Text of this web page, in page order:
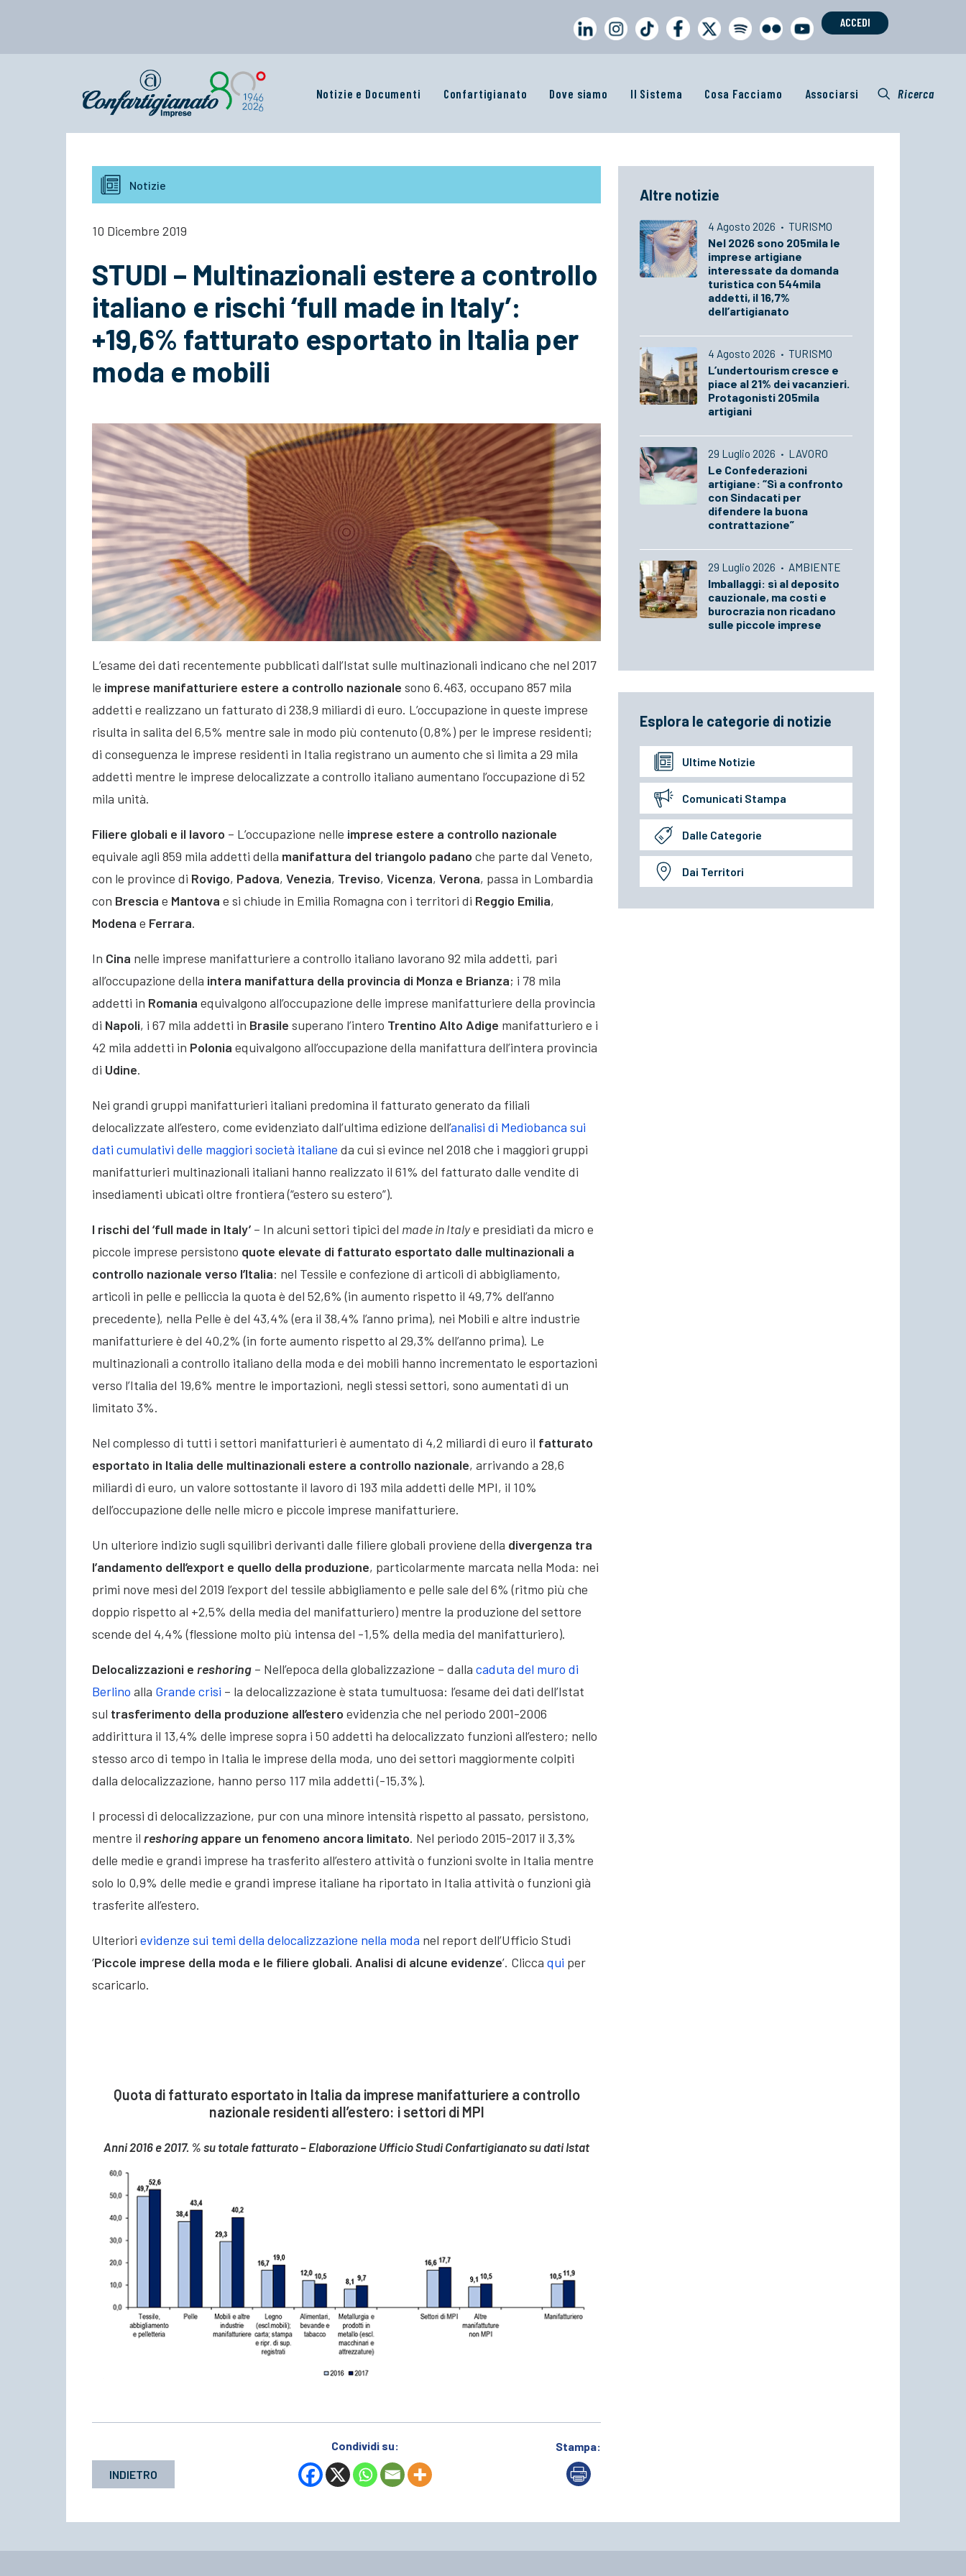
ACCEDI
Notizie e Documenti Confartigianato Dove siamo Il Sistema Cosa Facciamo Associarsi Ricerca
Notizie
10 Dicembre 2019
STUDI – Multinazionali estere a controllo
italiano e rischi ‘full made in Italy’:
+19,6% fatturato esportato in Italia per
moda e mobili
L’esame dei dati recentemente pubblicati dall’Istat sulle multinazionali indicano che nel 2017
le imprese manifatturiere estere a controllo nazionale sono 6.463, occupano 857 mila
addetti e realizzano un fatturato di 238,9 miliardi di euro. L’occupazione in queste imprese
risulta in salita del 6,5% mentre sale in modo più contenuto (0,8%) per le imprese residenti;
di conseguenza le imprese residenti in Italia registrano un aumento che si limita a 29 mila
addetti mentre le imprese delocalizzate a controllo italiano aumentano l’occupazione di 52
mila unità.
Filiere globali e il lavoro – L’occupazione nelle imprese estere a controllo nazionale
equivale agli 859 mila addetti della manifattura del triangolo padano che parte dal Veneto,
con le province di Rovigo, Padova, Venezia, Treviso, Vicenza, Verona, passa in Lombardia
con Brescia e Mantova e si chiude in Emilia Romagna con i territori di Reggio Emilia,
Modena e Ferrara.
In Cina nelle imprese manifatturiere a controllo italiano lavorano 92 mila addetti, pari
all’occupazione della intera manifattura della provincia di Monza e Brianza; i 78 mila
addetti in Romania equivalgono all’occupazione delle imprese manifatturiere della provincia
di Napoli, i 67 mila addetti in Brasile superano l’intero Trentino Alto Adige manifatturiero e i
42 mila addetti in Polonia equivalgono all’occupazione della manifattura dell’intera provincia
di Udine.
Nei grandi gruppi manifatturieri italiani predomina il fatturato generato da filiali
delocalizzate all’estero, come evidenziato dall’ultima edizione dell’analisi di Mediobanca sui
dati cumulativi delle maggiori società italiane da cui si evince nel 2018 che i maggiori gruppi
manifatturieri multinazionali italiani hanno realizzato il 61% del fatturato dalle vendite di
insediamenti ubicati oltre frontiera (“estero su estero”).
I rischi del ‘full made in Italy’ – In alcuni settori tipici del made in Italye presidiati da micro e
piccole imprese persistono quote elevate di fatturato esportato dalle multinazionali a
controllo nazionale verso l’Italia: nel Tessile e confezione di articoli di abbigliamento,
articoli in pelle e pelliccia la quota è del 52,6% (in aumento rispetto il 49,7% dell’anno
precedente), nella Pelle è del 43,4% (era il 38,4% l’anno prima), nei Mobili e altre industrie
manifatturiere è del 40,2% (in forte aumento rispetto al 29,3% dell’anno prima). Le
multinazionali a controllo italiano della moda e dei mobili hanno incrementato le esportazioni
verso l’Italia del 19,6% mentre le importazioni, negli stessi settori, sono aumentati di un
limitato 3%.
Nel complesso di tutti i settori manifatturieri è aumentato di 4,2 miliardi di euro il fatturato
esportato in Italia delle multinazionali estere a controllo nazionale, arrivando a 28,6
miliardi di euro, un valore sottostante il lavoro di 193 mila addetti delle MPI, il 10%
dell’occupazione delle nelle micro e piccole imprese manifatturiere.
Un ulteriore indizio sugli squilibri derivanti dalle filiere globali proviene della divergenza tra
l’andamento dell’export e quello della produzione, particolarmente marcata nella Moda: nei
primi nove mesi del 2019 l’export del tessile abbigliamento e pelle sale del 6% (ritmo più che
doppio rispetto al +2,5% della media del manifatturiero) mentre la produzione del settore
scende del 4,4% (flessione molto più intensa del -1,5% della media del manifatturiero).
Delocalizzazioni e reshoring – Nell’epoca della globalizzazione – dalla caduta del muro di
Berlino alla Grande crisi – la delocalizzazione è stata tumultuosa: l’esame dei dati dell’Istat
sul trasferimento della produzione all’estero evidenzia che nel periodo 2001-2006
addirittura il 13,4% delle imprese sopra i 50 addetti ha delocalizzato funzioni all’estero; nello
stesso arco di tempo in Italia le imprese della moda, uno dei settori maggiormente colpiti
dalla delocalizzazione, hanno perso 117 mila addetti (-15,3%).
I processi di delocalizzazione, pur con una minore intensità rispetto al passato, persistono,
mentre il reshoringappare un fenomeno ancora limitato. Nel periodo 2015-2017 il 3,3%
delle medie e grandi imprese ha trasferito all’estero attività o funzioni svolte in Italia mentre
solo lo 0,9% delle medie e grandi imprese italiane ha riportato in Italia attività o funzioni già
trasferite all’estero.
Ulteriori evidenze sui temi della delocalizzazione nella moda nel report dell’Ufficio Studi
‘Piccole imprese della moda e le filiere globali. Analisi di alcune evidenze’. Clicca qui per
scaricarlo.
Quota di fatturato esportato in Italia da imprese manifatturiere a controllo
nazionale residenti all’estero: i settori di MPI
Anni 2016 e 2017. % su totale fatturato – Elaborazione Ufficio Studi Confartigianato su dati Istat
INDIETRO
Condividi su: Stampa:
Altre notizie
4 Agosto 2026 · TURISMO
Nel 2026 sono 205mila le
imprese artigiane
interessate da domanda
turistica con 544mila
addetti, il 16,7%
dell’artigianato
4 Agosto 2026 · TURISMO
L’undertourism cresce e
piace al 21% dei vacanzieri.
Protagonisti 205mila
artigiani
29 Luglio 2026 · LAVORO
Le Confederazioni
artigiane: “Sì a confronto
con Sindacati per
difendere la buona
contrattazione”
29 Luglio 2026 · AMBIENTE
Imballaggi: sì al deposito
cauzionale, ma costi e
burocrazia non ricadano
sulle piccole imprese
Esplora le categorie di notizie
Ultime Notizie
Comunicati Stampa
Dalle Categorie
Dai Territori